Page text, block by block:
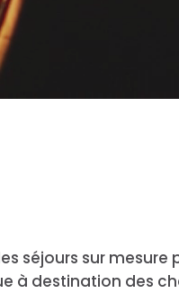
séjours sur mesure
à destination des